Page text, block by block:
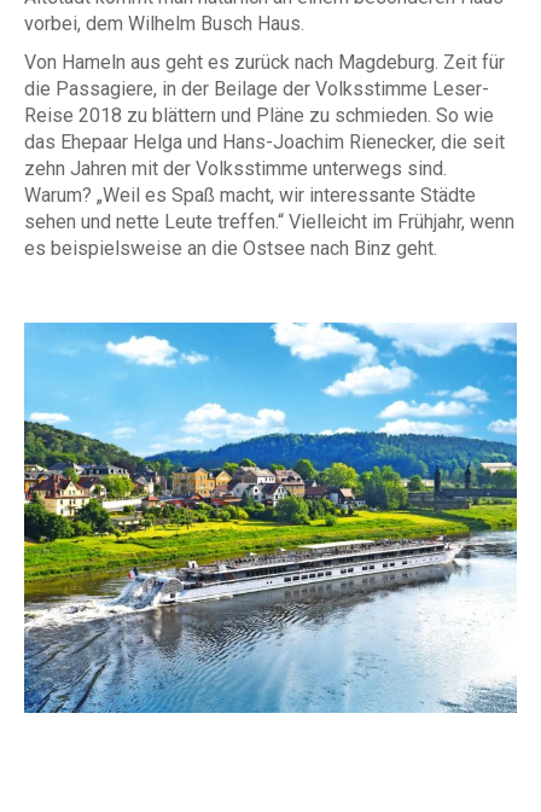
vorbei, dem Wilhelm Busch Haus.
Von Hameln aus geht es zurück nach Magdeburg. Zeit für
die Passagiere, in der Beilage der Volksstimme Leser-
Reise 2018 zu blättern und Pläne zu schmieden. So wie
das Ehepaar Helga und Hans-Joachim Rienecker, die seit
zehn Jahren mit der Volksstimme unterwegs sind.
Warum? „Weil es Spaß macht, wir interessante Städte
sehen und nette Leute treffen.“ Vielleicht im Frühjahr, wenn
es beispielsweise an die Ostsee nach Binz geht.